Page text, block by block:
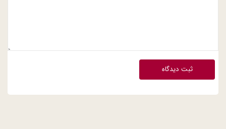
ثبت دیدگاه